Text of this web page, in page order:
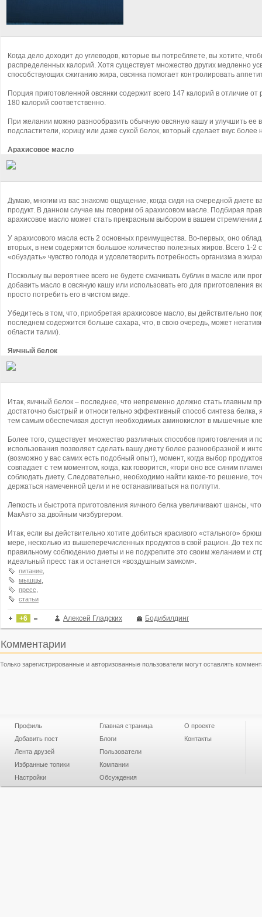
Когда дело доходит до углеводов, которые вы потребляете, вы хотите,
распределенных калорий. Хотя существует множество других медленно
способствующих сжиганию жира, овсянка помогает контролировать
Порция приготовленной овсянки содержит всего 147 калорий в отличие
180 калорий соответственно.
При желании можно разнообразить обычную овсяную кашу и улучшить ее
подсластители, корицу или даже сухой белок, который сделает вкус
Арахисовое масло
Думаю, многим из вас знакомо ощущение, когда сидя на очередной диете
продукт. В данном случае мы говорим об арахисовом масле. Подбирая
арахисовое масло может стать прекрасным выбором в вашем стремлении
У арахисового масла есть 2 основных преимущества. Во-первых, оно
вторых, в нем содержится большое количество полезных жиров. Всего 1-2
«обуздать» чувство голода и удовлетворить потребность организма в
Поскольку вы вероятнее всего не будете смачивать бублик в масле или
добавить масло в овсяную кашу или использовать его для приготовления
просто потребить его в чистом виде.
Убедитесь в том, что, приобретая арахисовое масло, вы действительно
последнем содержится больше сахара, что, в свою очередь, может
области талии).
Яичный белок
Итак, яичный белок – последнее, что непременно должно стать главным
достаточно быстрый и относительно эффективный способ синтеза белка,
тем самым обеспечивая доступ необходимых аминокислот в мышечные
Более того, существует множество различных способов приготовления и
использования позволяет сделать вашу диету более разнообразной и
(возможно у вас самих есть подобный опыт), момент, когда выбор
совпадает с тем моментом, когда, как говорится, «гори оно все синим
соблюдать диету. Следовательно, необходимо найти какое-то решение,
держаться намеченной цели и не останавливаться на полпути.
Легкость и быстрота приготовления яичного белка увеличивают шансы,
МакАвто за двойным чизбургером.
Итак, если вы действительно хотите добиться красивого «стального»
мере, несколько из вышеперечисленных продуктов в свой рацион. До тех
правильному соблюдению диеты и не подкрепите это своим желанием и
идеальный пресс так и останется «воздушным замком».
питание
мышцы
пресс
статьи
+6 Алексей Гладских Бодибилдинг
Комментарии
Только зарегистрированные и авторизованные пользователи могут оставлять
Профиль
Добавить пост
Лента друзей
Избранные топики
Настройки
Главная страница
Блоги
Пользователи
Компании
Обсуждения
О проекте
Контакты